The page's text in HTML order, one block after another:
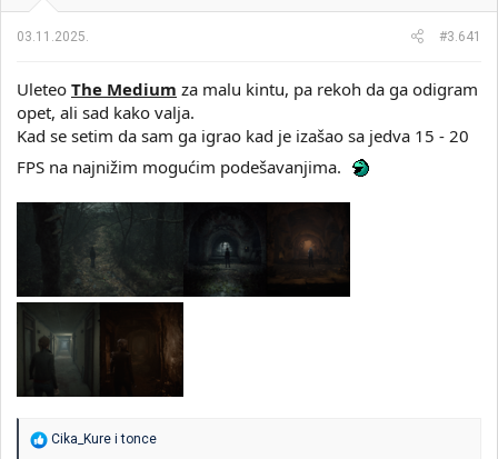
:
03.11.2025. #3.641
Uleteo The Medium za malu kintu, pa rekoh da ga odigram
opet, ali sad kako valja.
Kad se setim da sam ga igrao kad je izašao sa jedva 15 - 20
FPS na najnižim mogućim podešavanjima.
R
Cika_Kure itonce